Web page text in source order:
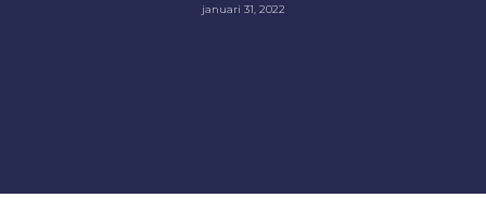
januari 31, 2022